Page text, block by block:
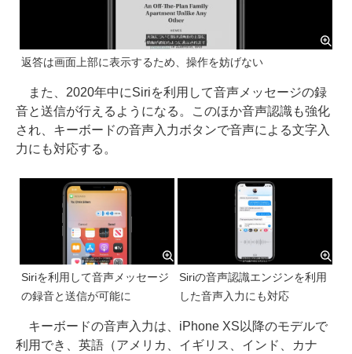
返答は画面上部に表示するため、操作を妨げない
また、2020年中にSiriを利用して音声メッセージの録
音と送信が行えるようになる。このほか音声認識も強化
され、キーボードの音声入力ボタンで音声による文字入
力にも対応する。
Siriを利用して音声メッセージ
の録音と送信が可能に
Siriの音声認識エンジンを利用
した音声入力にも対応
キーボードの音声入力は、iPhone XS以降のモデルで
利用でき、英語（アメリカ、イギリス、インド、カナ